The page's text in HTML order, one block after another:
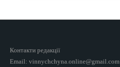
Контакти редакції
Email: vinnychchyna.online@gmail.com